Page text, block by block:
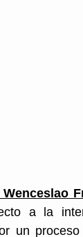
Wenceslao
a la
un